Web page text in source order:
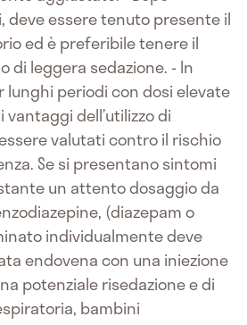
essere tenuto presente il
ed è preferibile tenere il
di leggera sedazione. - In
periodi con dosi elevate
dell’utilizzo di
valutati contro il rischio
Se si presentano sintomi
un attento dosaggio da
(diazepam o
individualmente deve
endovena con una iniezione
potenziale risedazione e di
bambini